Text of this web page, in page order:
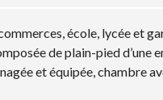
école, lycée et
de plain-pied d’une
et équipée, chambre